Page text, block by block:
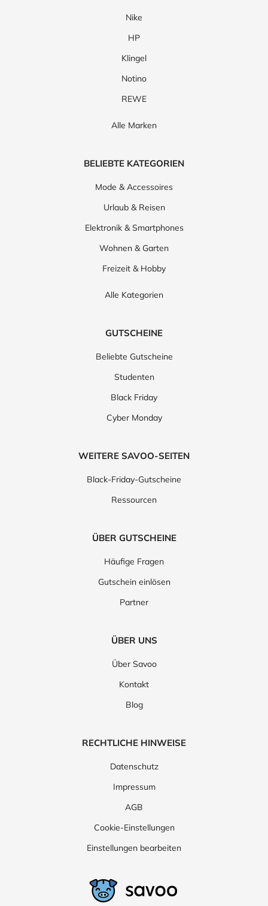
Nike
HP
Klingel
Notino
REWE
Alle Marken
BELIEBTE KATEGORIEN
Mode & Accessoires
Urlaub & Reisen
Elektronik & Smartphones
Wohnen & Garten
Freizeit & Hobby
Alle Kategorien
GUTSCHEINE
Beliebte Gutscheine
Studenten
Black Friday
Cyber Monday
WEITERE SAVOO-SEITEN
Black-Friday-Gutscheine
Ressourcen
ÜBER GUTSCHEINE
Häufige Fragen
Gutschein einlösen
Partner
ÜBER UNS
Über Savoo
Kontakt
Blog
RECHTLICHE HINWEISE
Datenschutz
Impressum
AGB
Cookie-Einstellungen
Einstellungen bearbeiten